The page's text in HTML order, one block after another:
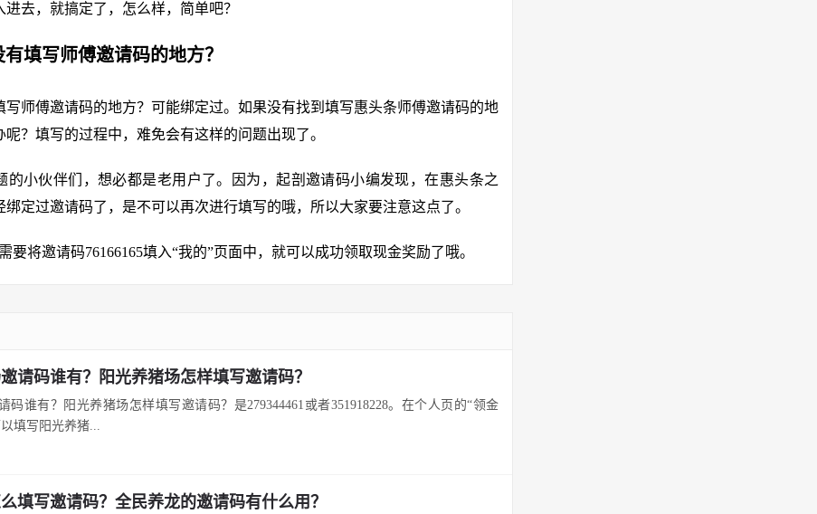
进去，就搞定了，怎么样，简单吧？
填写师傅邀请码的地方？
写师傅邀请码的地方？可能绑定过。如果没有找到填写惠头条师傅邀请码的地
呢？填写的过程中，难免会有这样的问题出现了。
的小伙伴们，想必都是老用户了。因为，起剖邀请码小编发现，在惠头条之
绑定过邀请码了，是不可以再次进行填写的哦，所以大家要注意这点了。
要将邀请码76166165填入“我的”页面中，就可以成功领取现金奖励了哦。
请码谁有？阳光养猪场怎样填写邀请码？
码谁有？阳光养猪场怎样填写邀请码？是279344461或者351918228。在个人页的“领金
填写阳光养猪...
填写邀请码？全民养龙的邀请码有什么用？